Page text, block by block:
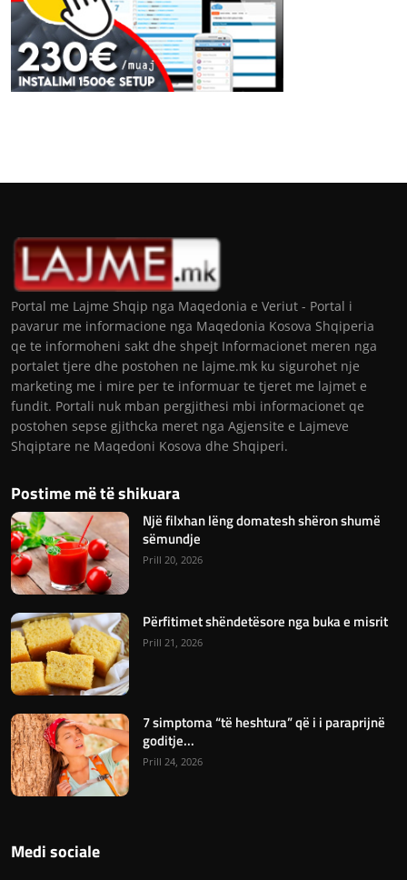
Portal me Lajme Shqip nga Maqedonia e Veriut - Portal i
pavarur me informacione nga Maqedonia Kosova Shqiperia
qe te informoheni sakt dhe shpejt Informacionet meren nga
portalet tjere dhe postohen ne lajme.mk ku sigurohet nje
marketing me i mire per te informuar te tjeret me lajmet e
fundit. Portali nuk mban pergjithesi mbi informacionet qe
postohen sepse gjithcka meret nga Agjensite e Lajmeve
Shqiptare ne Maqedoni Kosova dhe Shqiperi.
Postime më të shikuara
Një filxhan lëng domatesh shëron shumë
sëmundje
Prill 20, 2026
Përfitimet shëndetësore nga buka e misrit
Prill 21, 2026
7 simptoma “të heshtura” që i i paraprijnë
goditje...
Prill 24, 2026
Medi sociale